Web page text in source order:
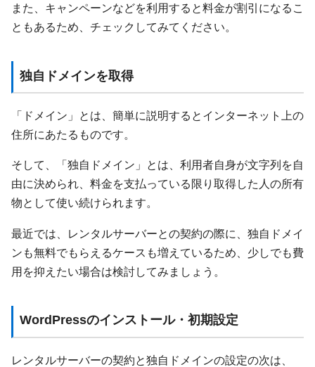
また、キャンペーンなどを利用すると料金が割引になるこ
ともあるため、チェックしてみてください。
独自ドメインを取得
「ドメイン」とは、簡単に説明するとインターネット上の
住所にあたるものです。
そして、「独自ドメイン」とは、利用者自身が文字列を自
由に決められ、料金を支払っている限り取得した人の所有
物として使い続けられます。
最近では、レンタルサーバーとの契約の際に、独自ドメイ
ンも無料でもらえるケースも増えているため、少しでも費
用を抑えたい場合は検討してみましょう。
WordPressのインストール・初期設定
レンタルサーバーの契約と独自ドメインの設定の次は、